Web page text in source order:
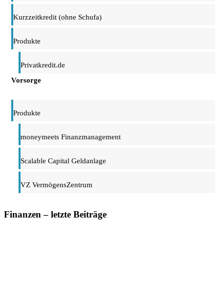
Kurzzeitkredit (ohne Schufa)
Produkte
Privatkredit.de
Vorsorge
Produkte
moneymeets Finanzmanagement
Scalable Capital Geldanlage
VZ VermögensZentrum
Finanzen – letzte Beiträge